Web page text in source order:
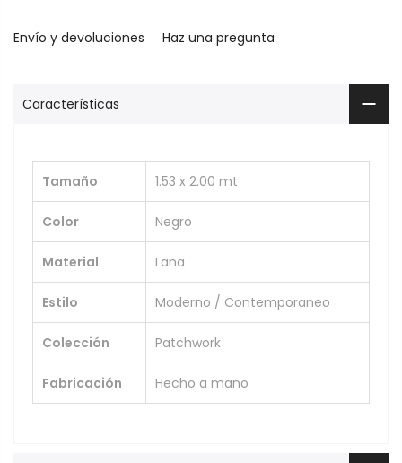
Envío y devoluciones Haz una pregunta
Características
Tamaño 1.53 x 2.00 mt
Color Negro
Material Lana
Estilo Moderno / Contemporaneo
Colección Patchwork
Fabricación Hecho a mano